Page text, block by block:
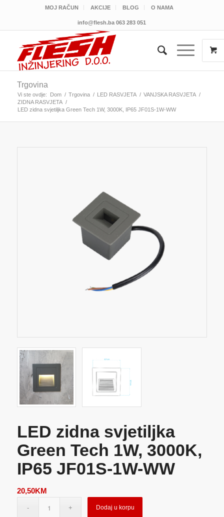
MOJ RAČUN AKCIJE BLOG O NAMA
info@flesh.ba 063 283 051
Trgovina
Vi ste ovdje: Dom / Trgovina / LED RASVJETA / VANJSKA RASVJETA /
ZIDNA RASVJETA /
LED zidna svjetiljka Green Tech 1W, 3000K, IP65 JF01S-1W-WW
LED zidna svjetiljka
Green Tech 1W, 3000K,
IP65 JF01S-1W-WW
20,50KM
Dodaj u korpu